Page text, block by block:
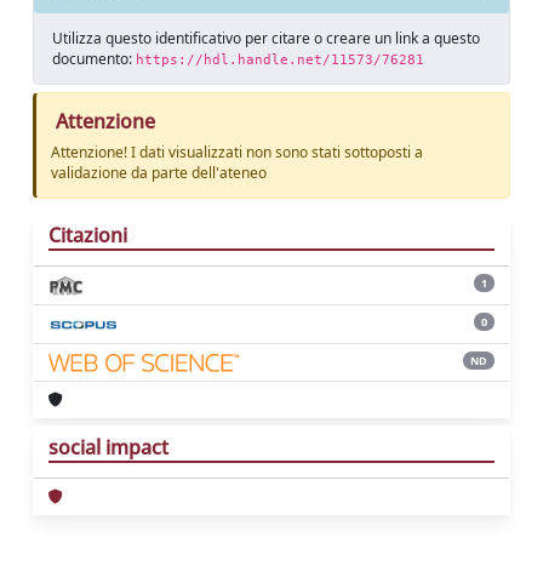
Utilizza questo identificativo per citare o creare un link a questo
documento: https://hdl.handle.net/11573/76281
Attenzione
Attenzione! I dati visualizzati non sono stati sottoposti a
validazione da parte dell'ateneo
Citazioni
1
0
ND
social impact